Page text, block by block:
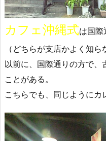
カフェ沖縄式は国際
（どちらが支店かよく知ら
以前に、国際通りの方で、
ことがある。
こちらでも、同じようにカ